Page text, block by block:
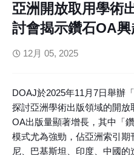
亞洲開放取用學術
討會揭示鑽石OA
12月 05, 2025
DOAJ於2025年11月7日舉辦
探討亞洲學術出版領域的開放
OA出版量顯著增長，其中「
模式尤為強勁，佔亞洲索引
尼、巴基斯坦、印度、中國